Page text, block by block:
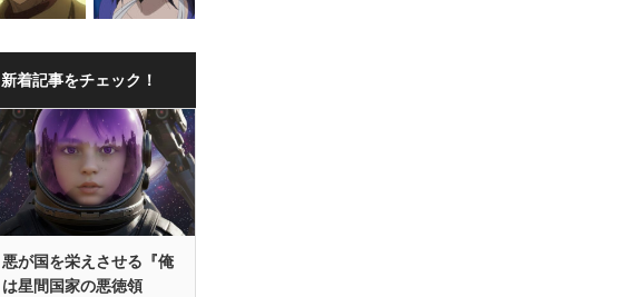
新着記事をチェック！
悪が国を栄えさせる『俺
は星間国家の悪徳領